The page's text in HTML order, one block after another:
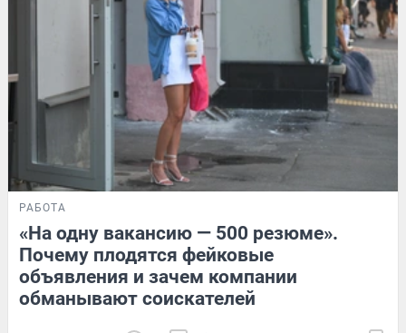
РАБОТА
«На одну вакансию — 500 резюме».
Почему плодятся фейковые
объявления и зачем компании
обманывают соискателей